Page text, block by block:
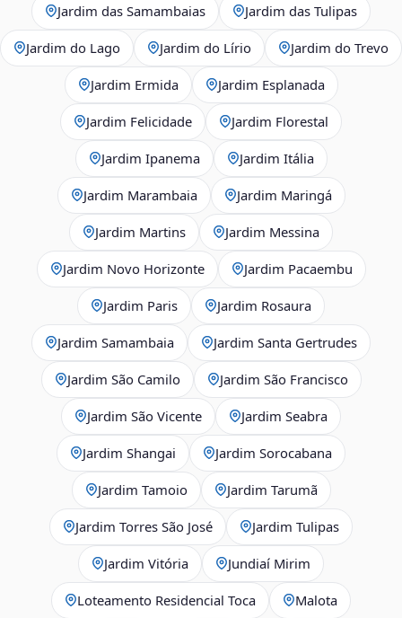
Jardim das Samambaias Jardim das Tulipas
Jardim do Lago Jardim do Lírio Jardim do Trevo
Jardim Ermida Jardim Esplanada
Jardim Felicidade Jardim Florestal
Jardim Ipanema Jardim Itália
Jardim Marambaia Jardim Maringá
Jardim Martins Jardim Messina
Jardim Novo Horizonte Jardim Pacaembu
Jardim Paris Jardim Rosaura
Jardim Samambaia Jardim Santa Gertrudes
Jardim São Camilo Jardim São Francisco
Jardim São Vicente Jardim Seabra
Jardim Shangai Jardim Sorocabana
Jardim Tamoio Jardim Tarumã
Jardim Torres São José Jardim Tulipas
Jardim Vitória Jundiaí Mirim
Loteamento Residencial Toca Malota